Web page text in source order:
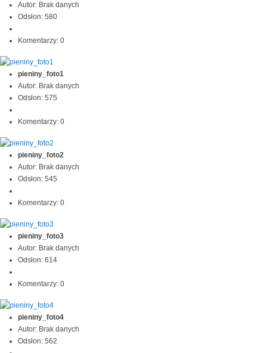
Autor: Brak danych
Odsłon: 580
Komentarzy: 0
pieniny_foto1
Autor: Brak danych
Odsłon: 575
Komentarzy: 0
pieniny_foto2
Autor: Brak danych
Odsłon: 545
Komentarzy: 0
pieniny_foto3
Autor: Brak danych
Odsłon: 614
Komentarzy: 0
pieniny_foto4
Autor: Brak danych
Odsłon: 562